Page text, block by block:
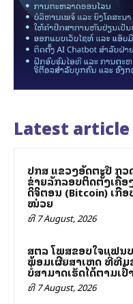
Latest article
ປກສ ແຂວງອັດຕະປື ກວ
ຂ່າຍລັກລອບຕິດຕັ້ງເຄື່ອ
ດິຈິຕອນ (Bitcoin) ເກືອ
ໝ່ວຍ
ທີ 7 August, 2026
ສຕລ ໂພສຂອບໃຈແຟນ
ພ້ອມເຜີຍສາເຫດ ທີ່ທີມ
ບໍ່ສາມາດເຮັດໄດ້ຕາມເ
ທີ 7 August, 2026